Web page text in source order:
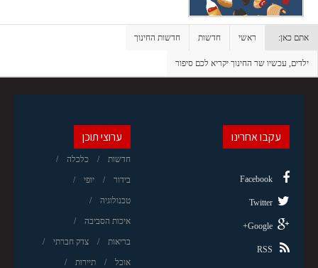
אתם כאן: ראשי חדשות חדשות החינוך
ילדים, עכשיו שר החינוך יקריא לכם סיפור
ערוצי תוכן
חדשות כלכלה
בידור יופי
טכנולוגיה
איכות הסביבה
בריאות צדק חברתי
אוכל תיירות
עקבו אחרינו
Facebook
Twitter
Google+
RSS